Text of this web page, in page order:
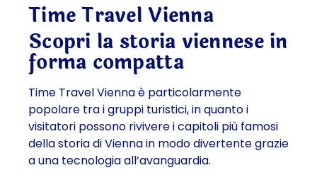
Time Travel Vienna
Scopri la storia viennese in
forma compatta
Time Travel Vienna è particolarmente
popolare tra i gruppi turistici, in quanto i
visitatori possono rivivere i capitoli più famosi
della storia di Vienna in modo divertente grazie
a una tecnologia all’avanguardia.